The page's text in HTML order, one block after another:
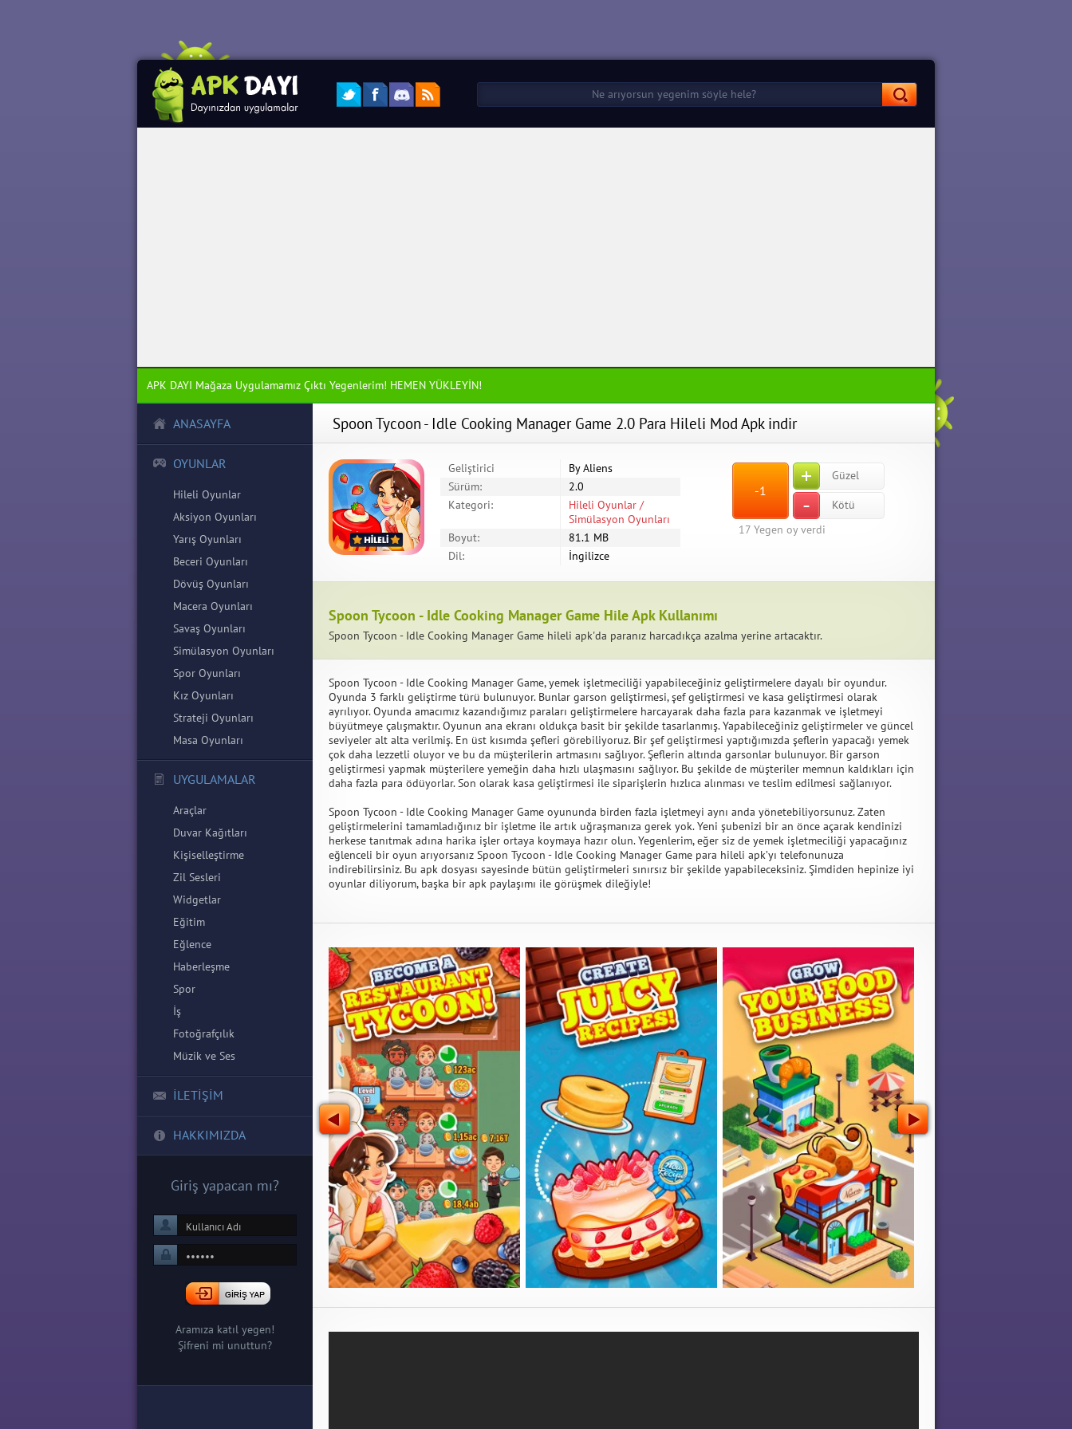
APK DAYI Mağaza Uygulamamız Çıktı Yegenlerim! HEMEN YÜKLEYİN!
ANASAYFA
OYUNLAR
Hileli Oyunlar
Aksiyon Oyunları
Yarış Oyunları
Beceri Oyunları
Dövüş Oyunları
Macera Oyunları
Savaş Oyunları
Simülasyon Oyunları
Spor Oyunları
Kız Oyunları
Strateji Oyunları
Masa Oyunları
UYGULAMALAR
Araçlar
Duvar Kağıtları
Kişiselleştirme
Zil Sesleri
Widgetlar
Eğitim
Eğlence
Haberleşme
Spor
İş
Fotoğrafçılık
Müzik ve Ses
İLETİŞİM
HAKKIMIZDA
Giriş yapacan mı?
Aramıza katıl yegen!
Şifreni mi unuttun?
Spoon Tycoon - Idle Cooking Manager Game 2.0 Para Hileli Mod Apk indir
Geliştirici
By Aliens
Sürüm:
2.0
Kategori:
Hileli Oyunlar /
Simülasyon Oyunları
Boyut:
81.1 MB
Dil:
İngilizce
-1
+ Güzel
-
Kötü
17 Yegen oy verdi
Spoon Tycoon - Idle Cooking Manager Game Hile Apk Kullanımı
Spoon Tycoon - Idle Cooking Manager Game hileli apk'da paranız harcadıkça azalma yerine artacaktır.
Spoon Tycoon - Idle Cooking Manager Game, yemek işletmeciliği yapabileceğiniz geliştirmelere dayalı bir oyundur.
Oyunda 3 farklı geliştirme türü bulunuyor. Bunlar garson geliştirmesi, şef geliştirmesi ve kasa geliştirmesi olarak
ayrılıyor. Oyunda amacımız kazandığımız paraları geliştirmelere harcayarak daha fazla para kazanmak ve işletmeyi
büyütmeye çalışmaktır. Oyunun ana ekranı oldukça basit bir şekilde tasarlanmış. Yapabileceğiniz geliştirmeler ve güncel
seviyeler alt alta verilmiş. En üst kısımda şefleri görebiliyoruz. Bir şef geliştirmesi yaptığımızda şeflerin yapacağı yemek
çok daha lezzetli oluyor ve bu da müşterilerin artmasını sağlıyor. Şeflerin altında garsonlar bulunuyor. Bir garson
geliştirmesi yapmak müşterilere yemeğin daha hızlı ulaşmasını sağlıyor. Bu şekilde de müşteriler memnun kaldıkları için
daha fazla para ödüyorlar. Son olarak kasa geliştirmesi ile siparişlerin hızlıca alınması ve teslim edilmesi sağlanıyor.
Spoon Tycoon - Idle Cooking Manager Game oyununda birden fazla işletmeyi aynı anda yönetebiliyorsunuz. Zaten
geliştirmelerini tamamladığınız bir işletme ile artık uğraşmanıza gerek yok. Yeni şubenizi bir an önce açarak kendinizi
herkese tanıtmak adına harika işler ortaya koymaya hazır olun. Yegenlerim, eğer siz de yemek işletmeciliği yapacağınız
eğlenceli bir oyun arıyorsanız Spoon Tycoon - Idle Cooking Manager Game para hileli apk’yı telefonunuza
indirebilirsiniz. Bu apk dosyası sayesinde bütün geliştirmeleri sınırsız bir şekilde yapabileceksiniz. Şimdiden hepinize iyi
oyunlar diliyorum, başka bir apk paylaşımı ile görüşmek dileğiyle!